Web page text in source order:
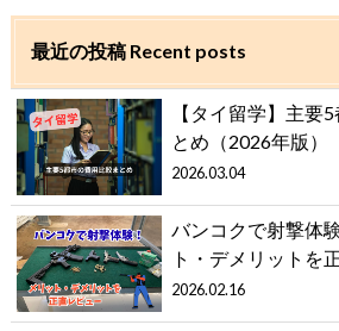
最近の投稿 Recent posts
【タイ留学】主要
とめ（2026年版）
2026.03.04
バンコクで射撃体
ト・デメリットを
2026.02.16